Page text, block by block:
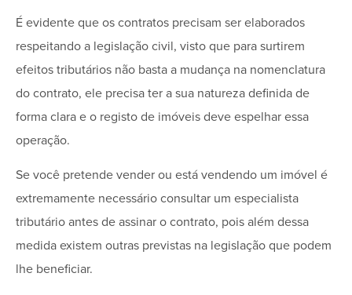
É evidente que os contratos precisam ser elaborados
respeitando a legislação civil, visto que para surtirem
efeitos tributários não basta a mudança na nomenclatura
do contrato, ele precisa ter a sua natureza definida de
forma clara e o registo de imóveis deve espelhar essa
operação.
Se você pretende vender ou está vendendo um imóvel é
extremamente necessário consultar um especialista
tributário antes de assinar o contrato, pois além dessa
medida existem outras previstas na legislação que podem
lhe beneficiar.